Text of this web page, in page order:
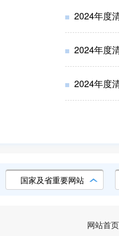
2024年度
2024年度
2024年度
国家及省重要网站
网站首页